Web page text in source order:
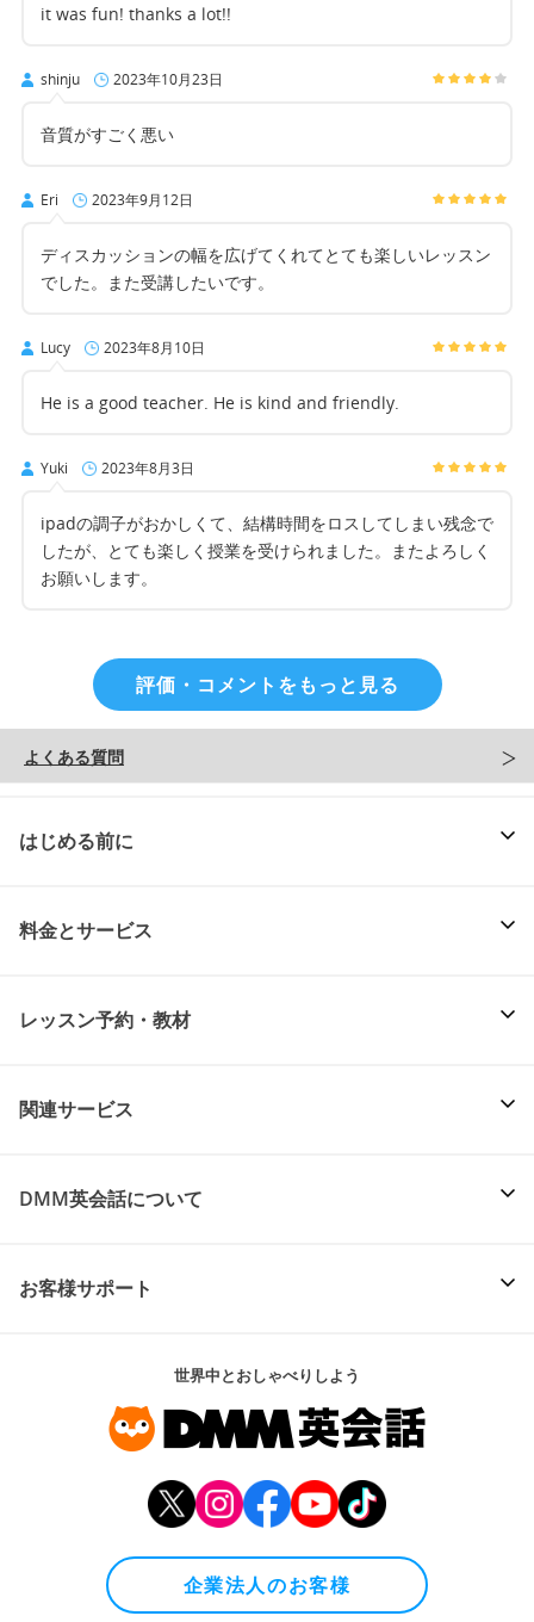
it was fun! thanks a lot!!
shinju 2023年10月23日
音質がすごく悪い
Eri 2023年9月12日
ディスカッションの幅を広げてくれてとても楽しいレッスン
でした。また受講したいです。
Lucy 2023年8月10日
He is a good teacher. He is kind and friendly.
Yuki 2023年8月3日
ipadの調子がおかしくて、結構時間をロスしてしまい残念で
したが、とても楽しく授業を受けられました。またよろしく
お願いします。
評価・コメントをもっと見る
よくある質問
はじめる前に
料金とサービス
レッスン予約・教材
関連サービス
DMM英会話について
お客様サポート
世界中とおしゃべりしよう
企業法人のお客様